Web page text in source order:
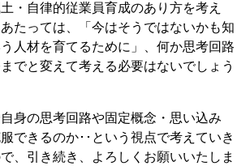
・自律的従業員育成のあり方を考え
たっては、「今はそうではないかも知
人材を育てるために」、何か思考回路
でと変えて考える必要はないでしょう
身の思考回路や固定概念・思い込み
できるのか･･という視点で考えていき
、引き続き、よろしくお願いいたしま